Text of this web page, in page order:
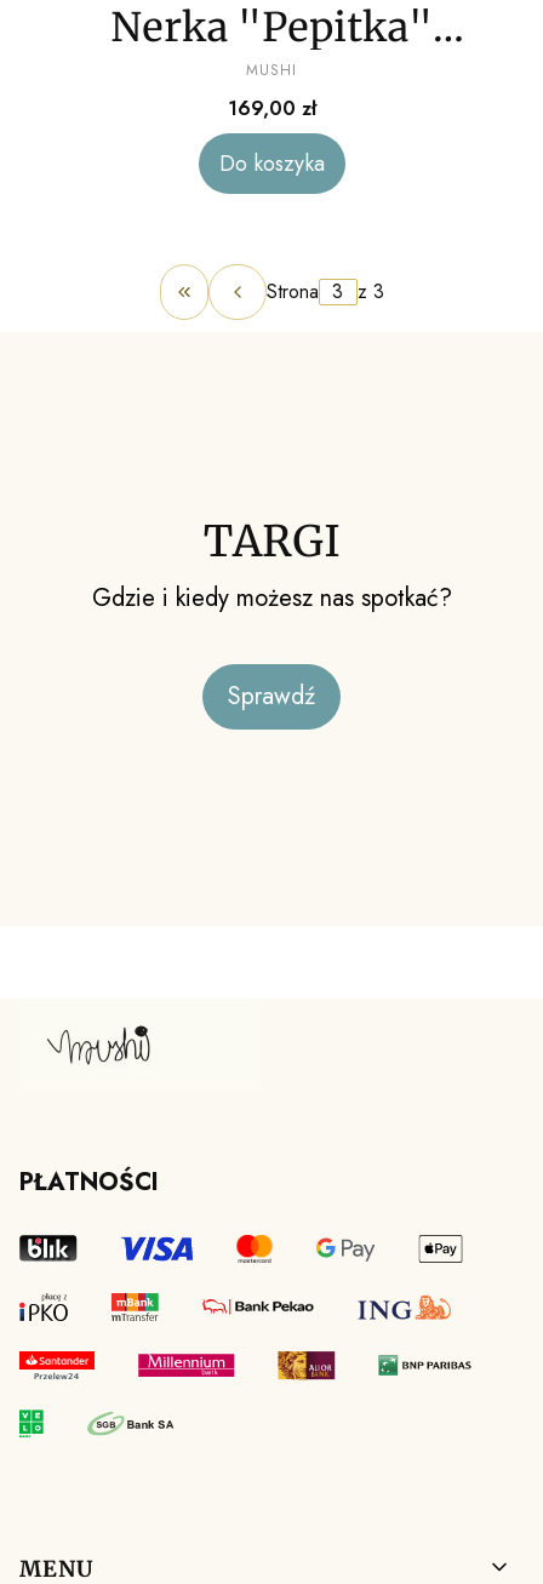
Nerka "Pepitka"
welur
PRODUCENT
MUSHI
Cena
169,00 zł
Do koszyka
Wróć do pierwszej strony z
Strona z 3
TARGI
Gdzie i kiedy możesz nas spotkać?
Sprawdź
PŁATNOŚCI
Linki w stopce
MENU